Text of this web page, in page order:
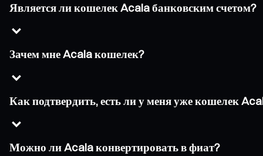
Является ли кошелек Acala банковским счетом?
Зачем мне Acala кошелек?
Как подтвердить, есть ли у меня уже кошелек
Можно ли Acala конвертировать в фиат?